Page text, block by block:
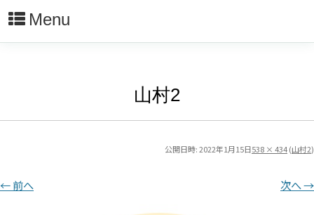
Menu
山村2
公開日時:2022年1月15日538 × 434(山村2)
← 前へ 次へ →